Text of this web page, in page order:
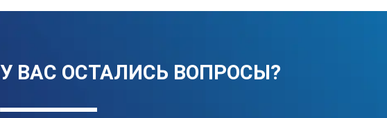
У ВАС ОСТАЛИСЬ ВОПРОСЫ?